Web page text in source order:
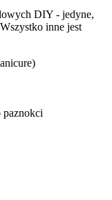
DIY - jedyne,
inne jest